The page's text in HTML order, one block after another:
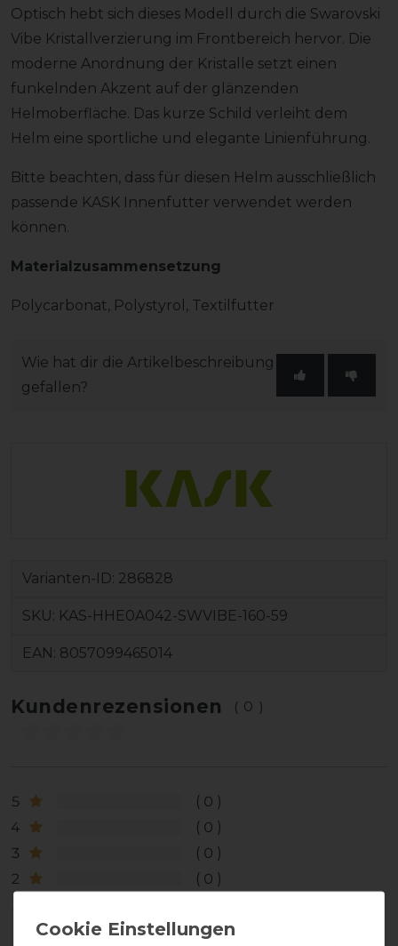
Optisch hebt sich dieses Modell durch die Swarovski
Vibe Kristallverzierung im Frontbereich hervor. Die
moderne Anordnung der Kristalle setzt einen
funkelnden Akzent auf der glänzenden
Helmoberfläche. Das kurze Schild verleiht dem
Helm eine sportliche und elegante Linienführung.
Bitte beachten, dass für diesen Helm ausschließlich
passende KASK Innenfutter verwendet werden
können.
Materialzusammensetzung
Polycarbonat, Polystyrol, Textilfutter
Wie hat dir die Artikelbeschreibung
gefallen?
Varianten-ID: 286828
SKU: KAS-HHE0A042-SWVIBE-160-59
EAN: 8057099465014
Kundenrezensionen (0)
5
0
4
0
3
0
2
0
1